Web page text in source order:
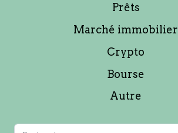
Prêts
Marché immobilier
Crypto
Bourse
Autre